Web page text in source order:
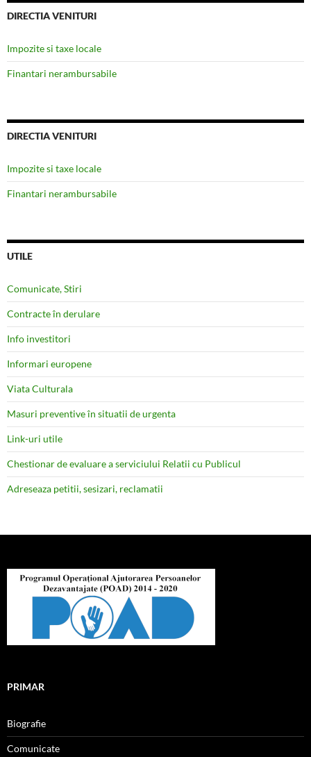
DIRECTIA VENITURI
Impozite si taxe locale
Finantari nerambursabile
DIRECTIA VENITURI
Impozite si taxe locale
Finantari nerambursabile
UTILE
Comunicate, Stiri
Contracte în derulare
Info investitori
Informari europene
Viata Culturala
Masuri preventive în situatii de urgenta
Link-uri utile
Chestionar de evaluare a serviciului Relatii cu Publicul
Adreseaza petitii, sesizari, reclamatii
PRIMAR
Biografie
Comunicate